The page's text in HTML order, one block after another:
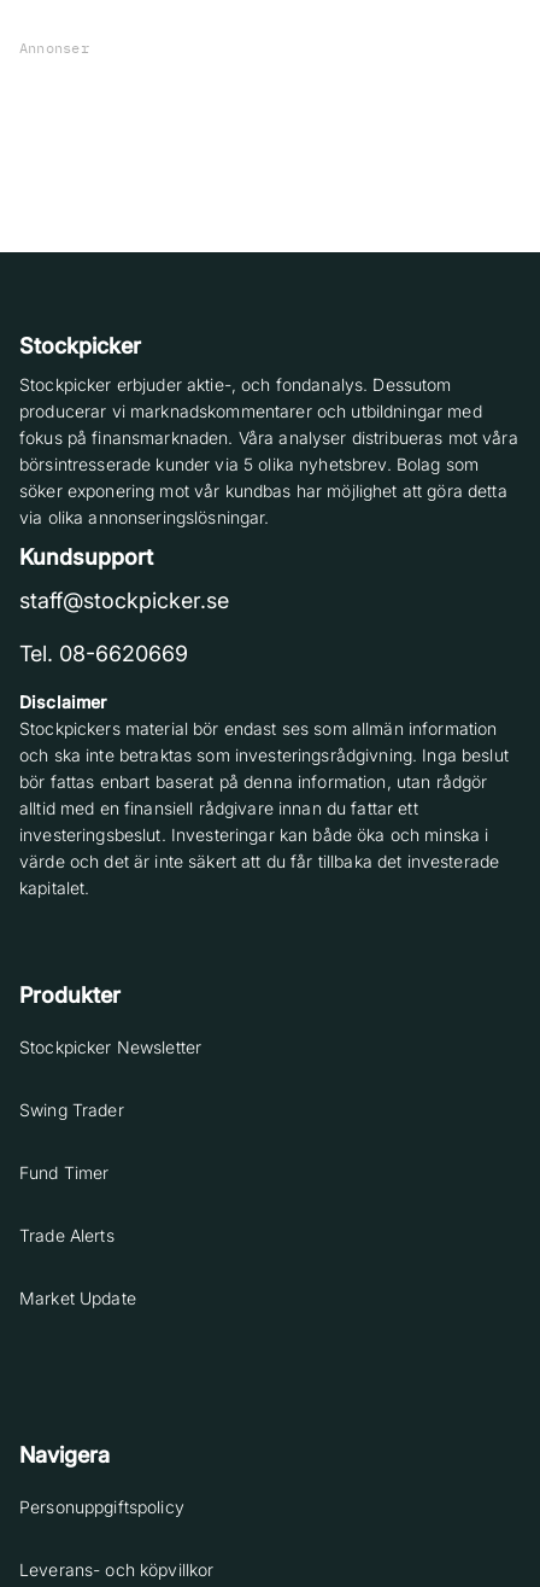
Annonser
Stockpicker
Stockpicker erbjuder aktie-, och fondanalys. Dessutom
producerar vi marknadskommentarer och utbildningar med
fokus på finansmarknaden. Våra analyser distribueras mot våra
börsintresserade kunder via 5 olika nyhetsbrev. Bolag som
söker exponering mot vår kundbas har möjlighet att göra detta
via olika annonseringslösningar.
Kundsupport
staff@stockpicker.se
Tel. 08-6620669
Disclaimer
Stockpickers material bör endast ses som allmän information
och ska inte betraktas som investeringsrådgivning. Inga beslut
bör fattas enbart baserat på denna information, utan rådgör
alltid med en finansiell rådgivare innan du fattar ett
investeringsbeslut. Investeringar kan både öka och minska i
värde och det är inte säkert att du får tillbaka det investerade
kapitalet.
Produkter
Stockpicker Newsletter
Swing Trader
Fund Timer
Trade Alerts
Market Update
Navigera
Personuppgiftspolicy
Leverans- och köpvillkor